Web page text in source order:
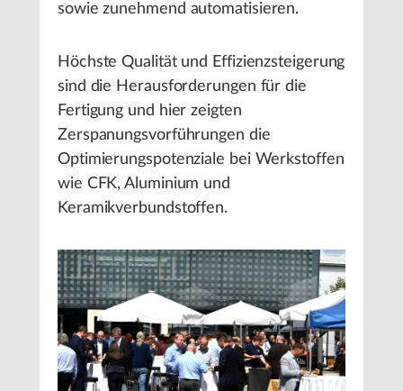
sowie zunehmend automatisieren.
Höchste Qualität und Effizienzsteigerung
sind die Herausforderungen für die
Fertigung und hier zeigten
Zerspanungsvorführungen die
Optimierungspotenziale bei Werkstoffen
wie CFK, Aluminium und
Keramikverbundstoffen.